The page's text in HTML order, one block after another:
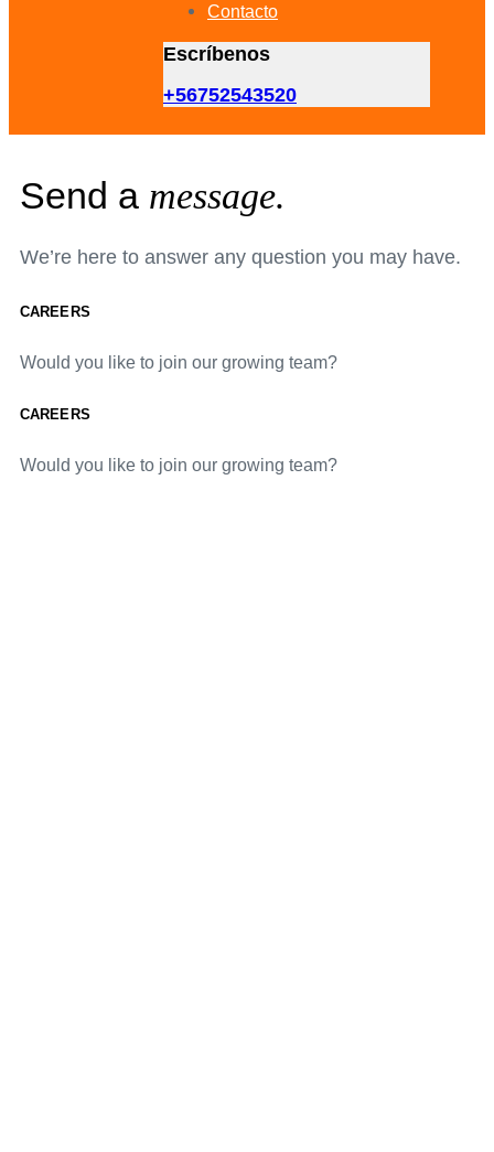
Contacto
Escríbenos
+56752543520
Send a message.
We’re here to answer any question you may have.
CAREERS
Would you like to join our growing team?
CAREERS
Would you like to join our growing team?